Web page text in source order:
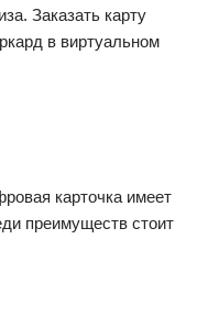
Заказать карту
в виртуальном
карточка имеет
преимуществ стоит